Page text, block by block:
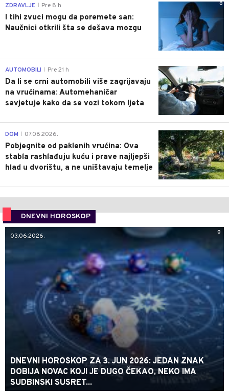
0
ZDRAVLJE Pre 8 h
I tihi zvuci mogu da poremete san:
Naučnici otkrili šta se dešava mozgu
AUTOMOBILI Pre 21 h
Da li se crni automobili više zagrijavaju
na vrućinama: Automehaničar
savjetuje kako da se vozi tokom ljeta
0
DOM 07.08.2026.
Pobjegnite od paklenih vrućina: Ova
stabla rashlađuju kuću i prave najljepši
hlad u dvorištu, a ne uništavaju temelje
DNEVNI HOROSKOP
0
03.06.2026.
DNEVNI HOROSKOP ZA 3. JUN 2026: JEDAN ZNAK
DOBIJA NOVAC KOJI JE DUGO ČEKAO, NEKO IMA
SUDBINSKI SUSRET...